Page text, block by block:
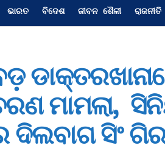
ଭାରତ ବିଦେଶ ଜୀବନ ଶୈଳୀ ରାଜନୀତି
ମାମଲା,
ଦିଲବାଗ ସିଂ